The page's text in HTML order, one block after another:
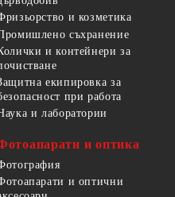
и козметика
съхранение
и контейнери за
екипировка за
при работа
и лаборатории
и оптика
и оптични